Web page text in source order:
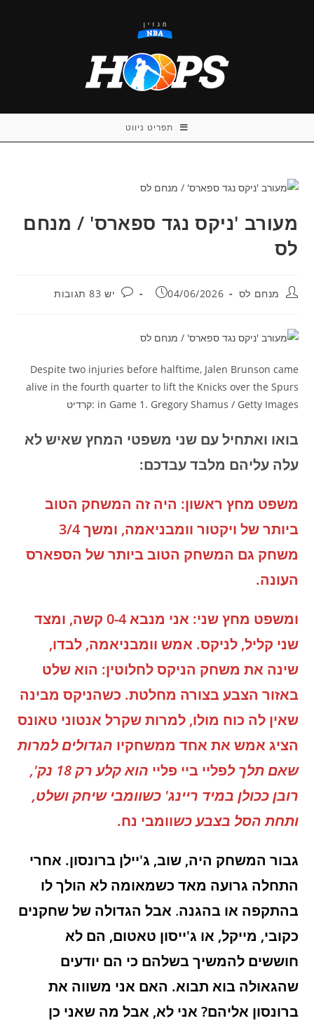
תפריט ניווט
מעורב 'ניקס נגד ספארס' / מנחם
לס
מחבר:מנחם לס פורסם:
04/06/2026 תגובות:
יש 83 תגובות
Despite two injuries before halftime, Jalen Brunson came
alive in the fourth quarter to lift the Knicks over the Spurs
in Game 1. Gregory Shamus / Getty Images :קרדיט
בואו ואתחיל עם שני משפטי המחץ שאיש לא
עלה עליהם מלבד עבדכם:
משפט מחץ ראשון: היה זה המשחק הטוב
ביותר של ויקטור וומבניאמה, ומשך 3/4
משחק גם המשחק הטוב ביותר של הספארס
העונה.
ומשפט מחץ שני: אני מנבא 0-4 קשה, ומצד
שני קליל, לניקס. אמש וומבניאמה, לבדו,
שינה את משחק הניקס לחלוטין: הוא שלט
באזור הצבע בצורה מחלטת. כשהניקס מבינה
שאין לה כוח מולו, למרות שקרל אנטוני טאונס
הציג אמש את אחד ממשחקיו הגדולים למרות
שאם תלך לפליי ביי פליי
הוא קלע רק 18 נק',
רובן ככולן במיד ריינג' כשוומבי שיחק ושלט,
ותחת הסל בצבע כשוומבי נח.
גבור המשחק היה, שוב, ג'יילן ברונסון. אחרי
התחלה גרועה מאד כשמאומה לא הולך לו
בהתקפה או בהגנה. אבל הגדולה של שחקנים
כקובי, מייקל, או ג'ייסון טאטום, הם לא
חוששים להמשיך בשלהם כי הם יודעים
שהגאולה בוא תבוא. האם אני משווה את
ברונסון אליהם? אני לא, אבל מה שאני כן